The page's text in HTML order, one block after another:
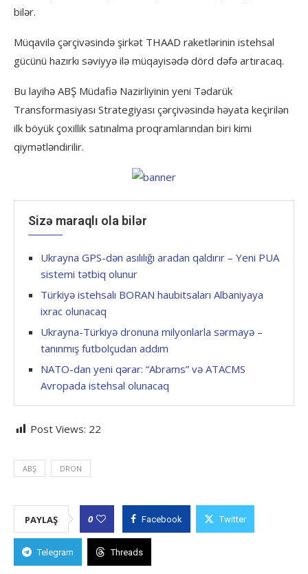
bilər.
Müqavilə çərçivəsində şirkət THAAD raketlərinin istehsal
gücünü hazırkı səviyyə ilə müqayisədə dörd dəfə artıracaq.
Bu layihə ABŞ Müdafiə Nazirliyinin yeni Tədarük
Transformasiyası Strategiyası çərçivəsində həyata keçirilən
ilk böyük çoxillik satınalma proqramlarından biri kimi
qiymətləndirilir.
Sizə maraqlı ola bilər
Ukrayna GPS-dən asılılığı aradan qaldırır – Yeni PUA
sistemi tətbiq olunur
Türkiyə istehsalı BORAN haubitsaları Albaniyaya
ixrac olunacaq
Ukrayna-Türkiyə dronuna milyonlarla sərmayə –
tanınmış futbolçudan addım
NATO-dan yeni qərar: “Abrams” və ATACMS
Avropada istehsal olunacaq
Post Views: 22
ABŞ DRON
PAYLAŞ 0 Facebook Twitter
Telegram Threads